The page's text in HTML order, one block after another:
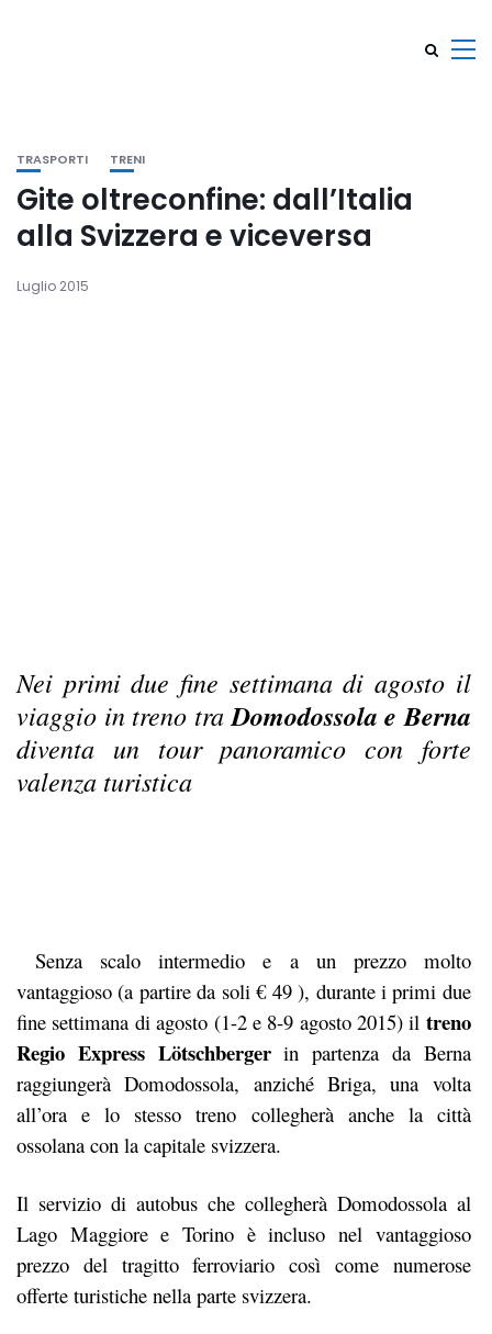
TRASPORTI TRENI
Gite oltreconfine: dall’Italia
alla Svizzera e viceversa
Luglio 2015
Nei primi due fine settimana di agosto il
viaggio in treno tra Domodossola e Berna
diventa un tour panoramico con forte
valenza turistica
Senza scalo intermedio e a un prezzo molto
vantaggioso (a partire da soli € 49 ), durante i primi due
fine settimana di agosto (1-2 e 8-9 agosto 2015) il treno
Regio Express Lötschbergerin partenza da Berna
raggiungerà Domodossola, anziché Briga, una volta
all’ora e lo stesso treno collegherà anche la città
ossolana con la capitale svizzera.
Il servizio di autobus che collegherà Domodossola al
Lago Maggiore e Torino è incluso nel vantaggioso
prezzo del tragitto ferroviario così come numerose
offerte turistiche nella parte svizzera.